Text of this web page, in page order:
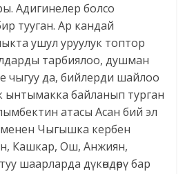
Адигинелер болсо
тууган. Ар кандай
ушул уруулук топтор
тарбиялоо, душман
чыгуу да, бийлерди шайлоо
ынтымакка байланып турган
атасы Асан бий эл
Чыгышка кербен
Кашкар, Ош, Анжиян,
шаарларда дүкөндөрү бар